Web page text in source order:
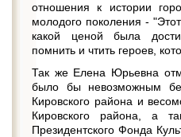
отношения к истории
молодого поколения -
какой ценой была
помнить и чтить героев,
Так же Елена Юрьевна
было бы невозможным
Кировского района и
Кировского района, а
Президентского Фонда